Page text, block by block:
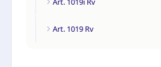
Art. 1019 Rv